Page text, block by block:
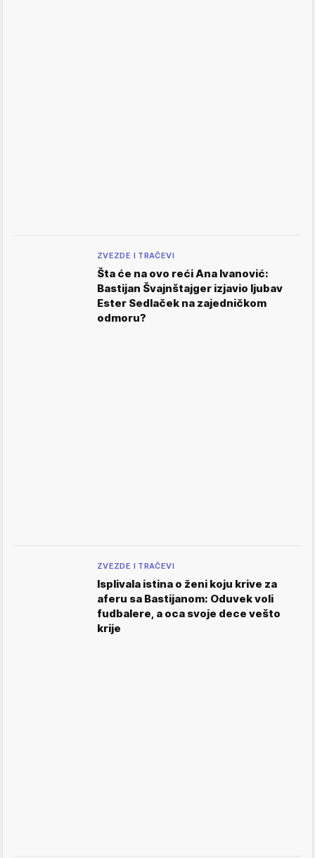
ZVEZDE I TRAČEVI
Šta će na ovo reći Ana Ivanović:
Bastijan Švajnštajger izjavio ljubav
Ester Sedlaček na zajedničkom
odmoru?
ZVEZDE I TRAČEVI
Isplivala istina o ženi koju krive za
aferu sa Bastijanom: Oduvek voli
fudbalere, a oca svoje dece vešto
krije